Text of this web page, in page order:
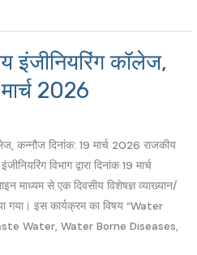
इंजीनियरिंग कॉलेज,
2026
कन्नौज दिनांक: 19 मार्च 2026 राजकीय
विभाग द्वारा दिनांक 19 मार्च
माध्यम से एक दिवसीय विशेषज्ञ व्याख्यान/
गया। इस कार्यक्रम का विषय “Water
Water, Water Borne Diseases,